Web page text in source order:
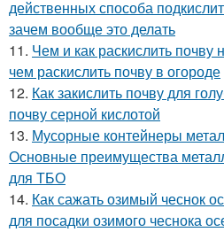
действенных способа
зачем вообще это делать
11. Чем и как раскислить почву
чем раскислить почву в огороде
12. Как закислить почву для
почву серной кислотой
13. Мусорные контейнеры
Основные преимущества
для ТБО
14. Как сажать озимый чеснок
для посадки озимого чеснока